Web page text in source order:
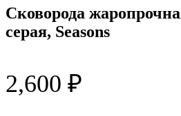
Сковорода
серая, Seasons
2,600 ₽